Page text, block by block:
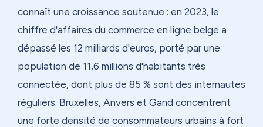
connaît une croissance soutenue : en 2023, le
chiffre d'affaires du commerce en ligne belge a
dépassé les 12 milliards d'euros, porté par une
population de 11,6 millions d'habitants très
connectée, dont plus de 85 % sont des internautes
réguliers. Bruxelles, Anvers et Gand concentrent
une forte densité de consommateurs urbains à fort